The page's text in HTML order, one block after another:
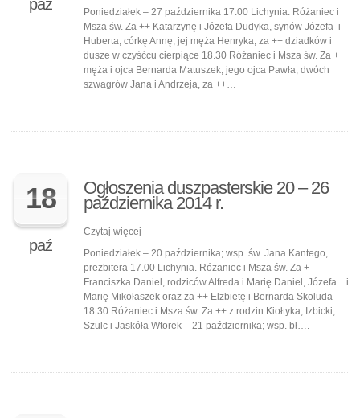
paź
Poniedziałek – 27 października 17.00 Lichynia. Różaniec i
Msza św. Za ++ Katarzynę i Józefa Dudyka, synów Józefa i
Huberta, córkę Annę, jej męża Henryka, za ++ dziadków i
dusze w czyśćcu cierpiące 18.30 Różaniec i Msza św. Za +
męża i ojca Bernarda Matuszek, jego ojca Pawła, dwóch
szwagrów Jana i Andrzeja, za ++…
18
paź
Ogłoszenia duszpasterskie 20 – 26
października 2014 r.
Czytaj więcej
Poniedziałek – 20 października; wsp. św. Jana Kantego,
prezbitera 17.00 Lichynia. Różaniec i Msza św. Za +
Franciszka Daniel, rodziców Alfreda i Marię Daniel, Józefa i
Marię Mikołaszek oraz za ++ Elżbietę i Bernarda Skoluda
18.30 Różaniec i Msza św. Za ++ z rodzin Kiołtyka, Izbicki,
Szulc i Jaskóła Wtorek – 21 października; wsp. bł….